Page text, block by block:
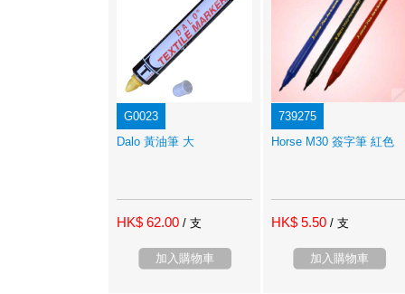
G0023
Dalo 黃油筆 大
HK$ 62.00 / 支
加入購物車
739275
Horse M30 簽字筆 紅色
HK$ 5.50 / 支
加入購物車